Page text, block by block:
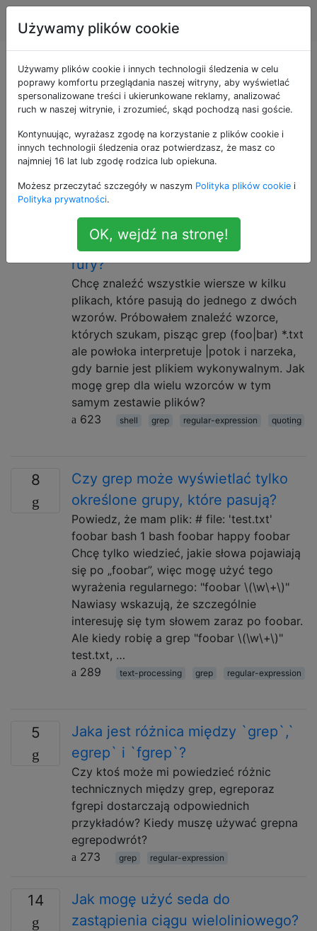
Unix & Linux
Pytania otagowane
jako regular-
expression
wzorca znaków w ciągu.
Jak mogę grepować dla wielu
wzorów z wzorem mającym znak
rury?
Chcę znaleźć wszystkie wiersze w kilku
plikach, które pasują do jednego z dwóch
wzorów. Próbowałem znaleźć wzorce,
których szukam, pisząc grep (foo|bar) *.txt
ale powłoka interpretuje |potok i narzeka,
gdy barnie jest plikiem wykonywalnym. Jak
mogę grep dla wielu wzorców w tym
samym zestawie plików?
623
shell grep regular-expression quoting
8
Czy grep może wyświetlać tylko
określone grupy, które pasują?
Powiedz, że mam plik: # file: 'test.txt'
foobar bash 1 bash foobar happy foobar
Chcę tylko wiedzieć, jakie słowa pojawiają
się po „foobar”, więc mogę użyć tego
wyrażenia regularnego: "foobar \(\w\+\)"
Nawiasy wskazują, że szczególnie
interesuję się tym słowem zaraz po foobar.
Ale kiedy robię a grep "foobar \(\w\+\)"
test.txt, …
289
text-processing grep regular-expression
5
Jaka jest różnica między `grep`,`
egrep` i `fgrep`?
Czy ktoś może mi powiedzieć różnic
technicznych między grep, egreporaz
fgrepi dostarczają odpowiednich
przykładów? Kiedy muszę używać grepna
egrepodwrót?
273
grep regular-expression
14
Jak mogę użyć seda do
zastąpienia ciągu wieloliniowego?
Używamy plików cookie
Używamy plików cookie i innych technologii śledzenia w celu
poprawy komfortu przeglądania naszej witryny, aby wyświetlać
spersonalizowane treści i ukierunkowane reklamy, analizować
ruch w naszej witrynie, i zrozumieć, skąd pochodzą nasi goście.
Kontynuując, wyrażasz zgodę na korzystanie z plików cookie i
innych technologii śledzenia oraz potwierdzasz, że masz co
najmniej 16 lat lub zgodę rodzica lub opiekuna.
Możesz przeczytać szczegóły w naszym Polityka plików cookie i
Polityka prywatności.
OK, wejdź na stronę!